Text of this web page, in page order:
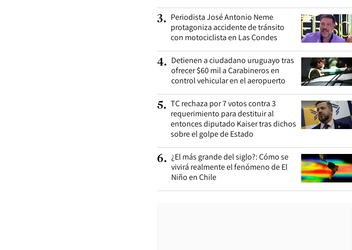
3. Periodista José Antonio Neme
protagoniza accidente de tránsito
con motociclista en Las Condes
4. Detienen a ciudadano uruguayo tras
ofrecer $60 mil a Carabineros en
control vehicular en el aeropuerto
5. TC rechaza por 7 votos contra 3
requerimiento para destituir al
entonces diputado Kaiser tras dichos
sobre el golpe de Estado
6. ¿El más grande del siglo?: Cómo se
vivirá realmente el fenómeno de El
Niño en Chile